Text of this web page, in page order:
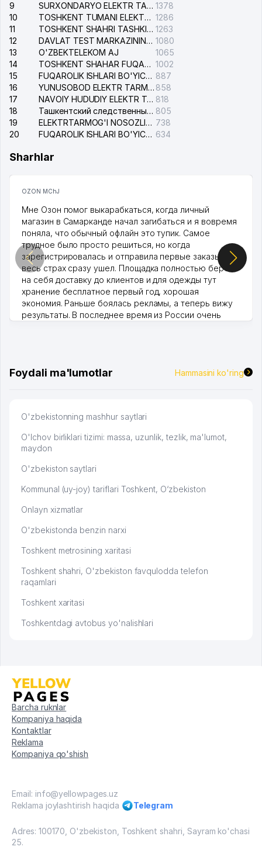
9
SURXONDARYO ELEKTR TARMOQLARI AJ 1378
10
TOSHKENT TUMANI ELEKTR TARMOG'I AVARIYA XIZMATI 1286
11
TOSHKENT SHAHRI TASHKILOT TELEFONLARI HAQIDA MA'LUMOT BYUROSI 1263
12
DAVLAT TEST MARKAZINING ISHONCH TELEFONLARI 1080
13
O'ZBEKTELEKOM AJ
1065
14
TOSHKENT SHAHAR FUQAROLIK ISHLARI BO'YICHA SUDI 1002
15
FUQAROLIK ISHLARI BO'YICHA YAKKASAROY TUMANLARARO SUDI 887
16
YUNUSOBOD ELEKTR TARMOG'I NOSOZLIKLARI XIZMATI 858
17
NAVOIY HUDUDIY ELEKTR TARMOQLARI KORXONASI AJ 818
18
Ташкентский следственный изолятор 805
19
ELEKTRTARMOG'I NOSOZLIKLARINI TO'ZATISH SERGELI XIZMATI 738
20
FUQAROLIK ISHLARI BO'YICHA UCH-TEPA TUMANI SUDI 634
Sharhlar
OZON MChJ
Мне Озон помог выкарабкаться, когда личный
магазин в Самарканде начал загибаться и я вовремя
поняла, что обычный офлайн это тупик. Самое
трудное было просто решиться, но когда
зарегистрировалась и отправила первые заказы,
весь страх сразу ушел. Площадка полностью берет
на себя доставку до клиентов и для одежды тут
хранение бесплатное первый год, хорошая
экономия. Раньше боялась рекламы, а теперь вижу
результаты. В последнее время из России очень
Foydali ma'lumotlar Hammasini ko'ring
O'zbekistonning mashhur saytlari
O'lchov birliklari tizimi: massa, uzunlik, tezlik, ma'lumot,
maydon
O'zbekiston saytlari
Kommunal (uy-joy) tariflari Toshkent, O‘zbekiston
Onlayn xizmatlar
O'zbekistonda benzin narxi
Toshkent metrosining xaritasi
Toshkent shahri, O'zbekiston favqulodda telefon
raqamlari
Toshkent xaritasi
Toshkentdagi avtobus yo'nalishlari
Barcha ruknlar
Kompaniya haqida
Kontaktlar
Reklama
Kompaniya qo'shish
Email: info@yellowpages.uz
Reklama joylashtirish haqida
Telegram
Adres: 100170, O'zbekiston, Toshkent shahri, Sayram ko'chasi
25.